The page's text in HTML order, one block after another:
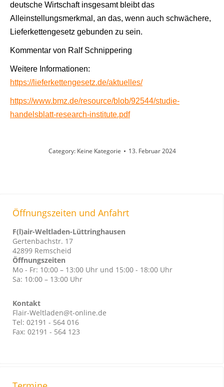
deutsche Wirtschaft insgesamt bleibt das
Alleinstellungsmerkmal, an das, wenn auch schwächere,
Lieferkettengesetz gebunden zu sein.
Kommentar von Ralf Schnippering
Weitere Informationen:
https://lieferkettengesetz.de/aktuelles/
https://www.bmz.de/resource/blob/92544/studie-
handelsblatt-research-institute.pdf
Category: Keine Kategorie 13. Februar 2024
Öffnungszeiten und Anfahrt
F(l)air-Weltladen-Lüttringhausen
Gertenbachstr. 17
42899 Remscheid
Öffnungszeiten
Mo - Fr: 10:00 – 13:00 Uhr und 15:00 - 18:00 Uhr
Sa: 10:00 – 13:00 Uhr
Kontakt
Flair-Weltladen@t-online.de
Tel: 02191 - 564 016
Fax: 02191 - 564 123